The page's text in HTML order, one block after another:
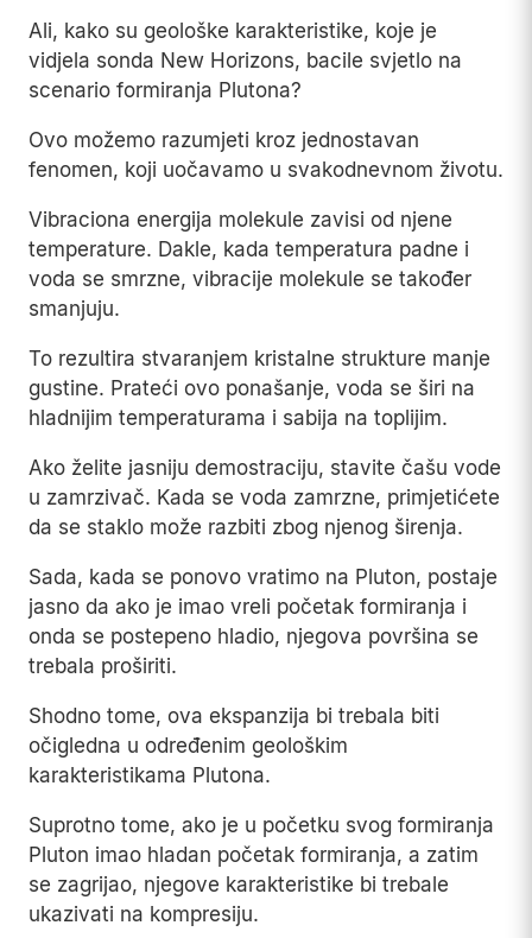
Ali, kako su geološke karakteristike, koje je
vidjela sonda New Horizons, bacile svjetlo na
scenario formiranja Plutona?
Ovo možemo razumjeti kroz jednostavan
fenomen, koji uočavamo u svakodnevnom životu.
Vibraciona energija molekule zavisi od njene
temperature. Dakle, kada temperatura padne i
voda se smrzne, vibracije molekule se također
smanjuju.
To rezultira stvaranjem kristalne strukture manje
gustine. Prateći ovo ponašanje, voda se širi na
hladnijim temperaturama i sabija na toplijim.
Ako želite jasniju demostraciju, stavite čašu vode
u zamrzivač. Kada se voda zamrzne, primjetićete
da se staklo može razbiti zbog njenog širenja.
Sada, kada se ponovo vratimo na Pluton, postaje
jasno da ako je imao vreli početak formiranja i
onda se postepeno hladio, njegova površina se
trebala proširiti.
Shodno tome, ova ekspanzija bi trebala biti
očigledna u određenim geološkim
karakteristikama Plutona.
Suprotno tome, ako je u početku svog formiranja
Pluton imao hladan početak formiranja, a zatim
se zagrijao, njegove karakteristike bi trebale
ukazivati na kompresiju.